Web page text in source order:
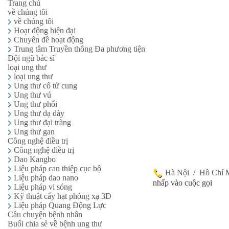
Trang chủ
về chúng tôi
về chúng tôi
Hoạt động hiện đại
Chuyên đề hoạt động
Trung tâm Truyền thông Đa phương tiện
Đội ngũ bác sĩ
loại ung thư
loại ung thư
Ung thư cổ tử cung
Ung thư vú
Ung thư phổi
Ung thư dạ dày
Ung thư đại tràng
Ung thư gan
Công nghệ điều trị
Công nghệ điều trị
Dao Kangbo
Liệu pháp can thiệp cục bộ
Liệu pháp dao nano
Liệu pháp vi sóng
Kỹ thuật cấy hạt phóng xạ 3D
Liệu pháp Quang Động Lực
Câu chuyện bệnh nhân
Buổi chia sẻ về bệnh ung thư
Hà Nội / Hồ Chí
nhấp vào cuộc gọi